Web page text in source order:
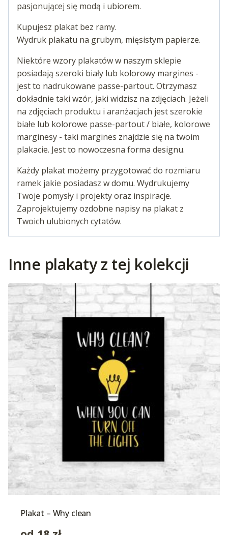
pasjonującej się modą i ubiorem.
Kupujesz plakat bez ramy.
Wydruk plakatu na grubym, mięsistym papierze.
Niektóre wzory plakatów w naszym sklepie
posiadają szeroki biały lub kolorowy margines -
jest to nadrukowane passe-partout. Otrzymasz
dokładnie taki wzór, jaki widzisz na zdjęciach. Jeżeli
na zdjęciach produktu i aranżacjach jest szerokie
białe lub kolorowe passe-partout / białe, kolorowe
marginesy - taki margines znajdzie się na twoim
plakacie. Jest to nowoczesna forma designu.
Każdy plakat możemy przygotować do rozmiaru
ramek jakie posiadasz w domu. Wydrukujemy
Twoje pomysły i projekty oraz inspiracje.
Zaprojektujemy ozdobne napisy na plakat z
Twoich ulubionych cytatów.
Inne plakaty z tej kolekcji
Plakat – Why clean